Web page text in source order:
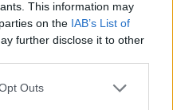
This information may
on the IAB’s List of
further disclose it to other
uses one or more Google
Outsgyógyszerészkamarai